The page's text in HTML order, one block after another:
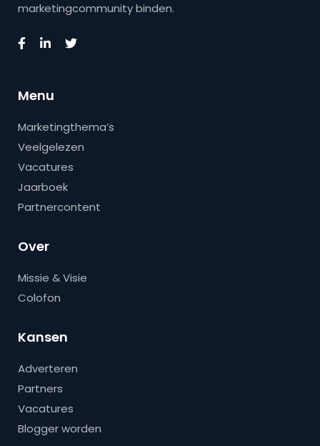
marketingcommunity binden.
Menu
Marketingthema’s
Veelgelezen
Vacatures
Jaarboek
Partnercontent
Over
Missie & Visie
Colofon
Kansen
Adverteren
Partners
Vacatures
Blogger worden